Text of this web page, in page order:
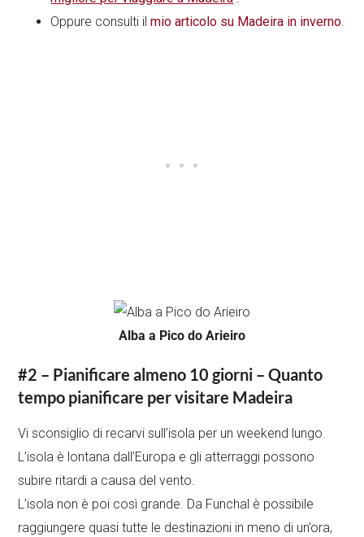
Oppure consulti ilmio articolo su Madeira in inverno.
Alba a Pico do Arieiro
#2 – Pianificare almeno 10 giorni – Quanto
tempo pianificare per visitare Madeira
Vi sconsiglio di recarvi sull’isola per un weekend lungo.
L’isola è lontana dall’Europa e gli atterraggi possono
subire ritardi a causa del vento.
L’isola non è poi così grande. Da Funchal è possibile
raggiungere quasi tutte le destinazioni in meno di un’ora,